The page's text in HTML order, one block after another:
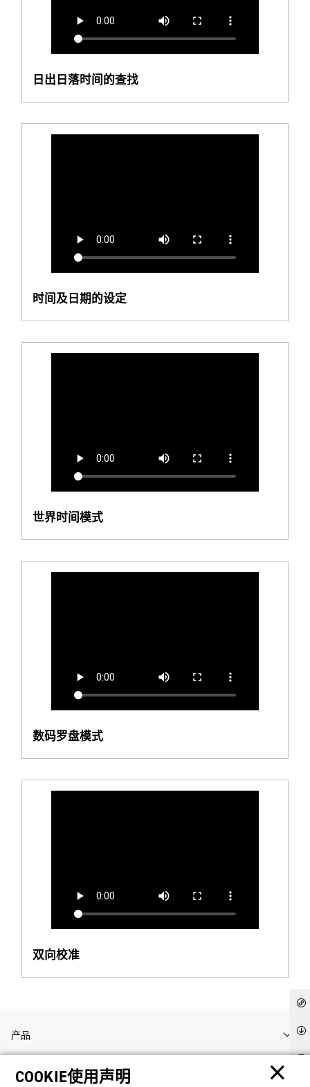
日出日落时间的查找
时间及日期的设定
世界时间模式
数码罗盘模式
双向校准
产品
客户支持
COOKIE使用声明